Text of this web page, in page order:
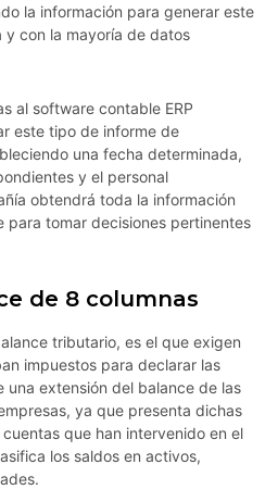
la información para generar este
con la mayoría de datos
al software contable ERP
este tipo de informe de
una fecha determinada,
y el personal
obtendrá toda la información
para tomar decisiones pertinentes
de 8 columnas
tributario, es el que exigen
impuestos para declarar las
una extensión del balance de las
ya que presenta dichas
que han intervenido en el
los saldos en activos,